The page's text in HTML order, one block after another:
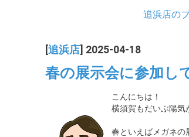
追浜店の
追浜店 ] 2025-04-18
春の展示会に参加し
こんにちは！
横須賀もだいぶ陽気
春といえばメガネの